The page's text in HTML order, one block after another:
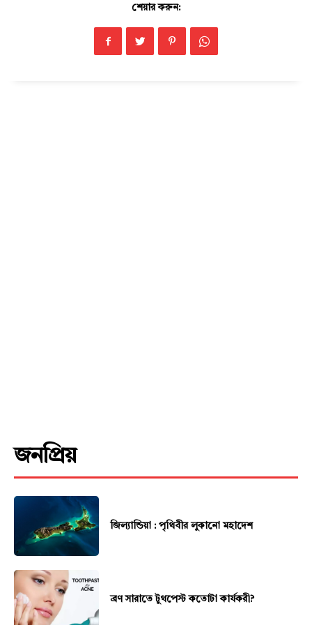
শেয়ার করুন:
জনপ্রিয়
জিল্যান্ডিয়া : পৃথিবীর লুকানো মহাদেশ
ব্রণ সারাতে টুথপেস্ট কতোটা কার্যকরী?